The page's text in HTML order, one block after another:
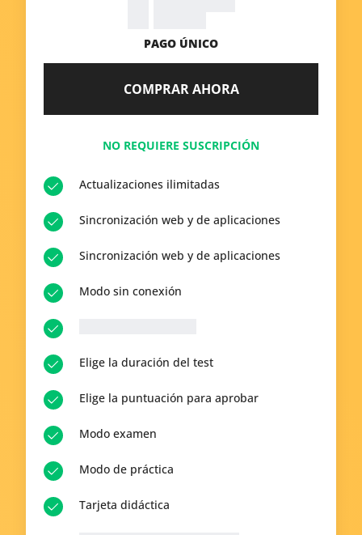
PAGO ÚNICO
COMPRAR AHORA
NO REQUIERE SUSCRIPCIÓN
Actualizaciones ilimitadas
Sincronización web y de aplicaciones
Sincronización web y de aplicaciones
Modo sin conexión
Elige la duración del test
Elige la puntuación para aprobar
Modo examen
Modo de práctica
Tarjeta didáctica